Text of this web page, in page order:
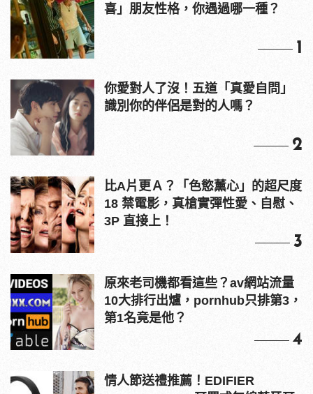
喜」朋友性格，你遇過哪一種？
1
你愛對人了沒！五道「真愛自問」
識別你的伴侶是對的人嗎？
2
比A片更Ａ？「色慾薰心」的超尺度
18 禁電影，真槍實彈性愛、自慰、
3P 直接上！
3
原來老司機都看這些？av網站流量
10大排行出爐，pornhub只排第3，
第1名竟是他？
4
情人節送禮推薦！EDIFIER